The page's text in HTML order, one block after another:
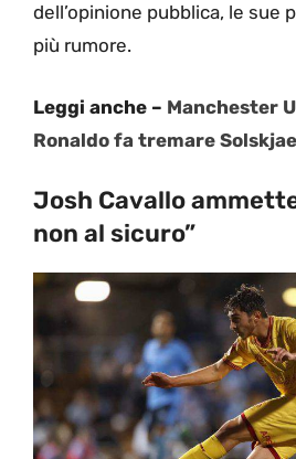
dell’opinione pubblica, le sue
più rumore.
Leggi anche – Manchester
Ronaldo fa tremare
Josh Cavallo
non al sicuro”